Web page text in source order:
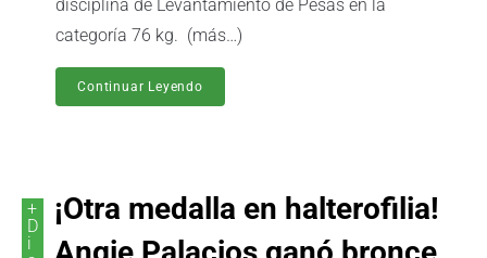
disciplina de Levantamiento de Pesas en la
categoría 76 kg. (más…)
Continuar Leyendo
+
D
i
¡Otra medalla en halterofilia!